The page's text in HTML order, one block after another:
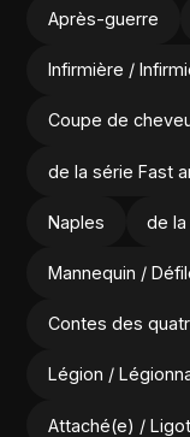
Après-guerre
Infirmière /
Coupe de
de la série Fast
Naples de la
Mannequin /
Contes des
Légion /
Attaché(e) /